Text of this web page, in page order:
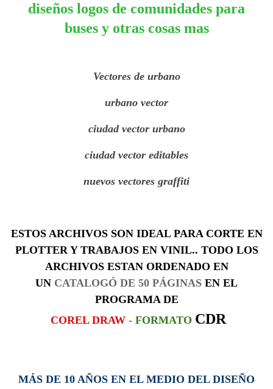
diseños logos de comunidades para
buses y otras cosas mas
Vectores de urbano
urbano vector
ciudad vector urbano
ciudad vector editables
nuevos vectores graffiti
ESTOS ARCHIVOS SON IDEAL PARA CORTE EN
PLOTTER Y TRABAJOS EN VINIL.. TODO LOS
ARCHIVOS ESTAN ORDENADO EN
UN CATALOGÓ DE 50 PÁGINAS EN EL
PROGRAMA DE
COREL DRAW- FORMATO CDR
MÁS DE 10 AÑOS EN EL MEDIO DEL DISEÑO